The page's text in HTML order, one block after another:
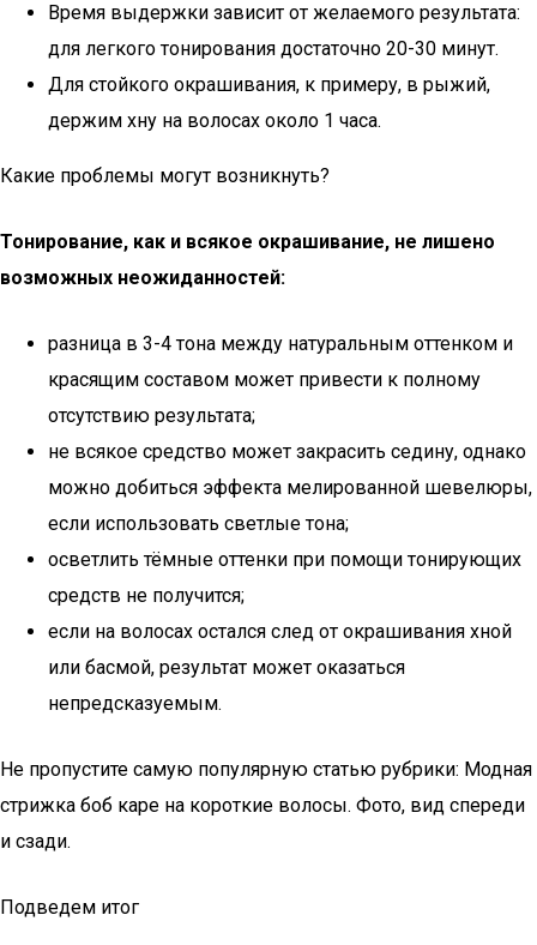
Время выдержки зависит от желаемого результата:
для легкого тонирования достаточно 20-30 минут.
Для стойкого окрашивания, к примеру, в рыжий,
держим хну на волосах около 1 часа.
Какие проблемы могут возникнуть?
Тонирование, как и всякое окрашивание, не лишено
возможных неожиданностей:
разница в 3-4 тона между натуральным оттенком и
красящим составом может привести к полному
отсутствию результата;
не всякое средство может закрасить седину, однако
можно добиться эффекта мелированной шевелюры,
если использовать светлые тона;
осветлить тёмные оттенки при помощи тонирующих
средств не получится;
если на волосах остался след от окрашивания хной
или басмой, результат может оказаться
непредсказуемым.
Не пропустите самую популярную статью рубрики: Модная
стрижка боб каре на короткие волосы. Фото, вид спереди
и сзади.
Подведем итог